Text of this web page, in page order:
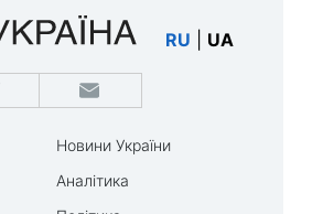
RU UA
Новини України
Аналітика